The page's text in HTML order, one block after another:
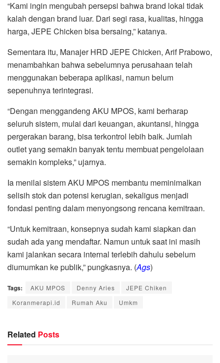
“Kami ingin mengubah persepsi bahwa brand lokal tidak
kalah dengan brand luar. Dari segi rasa, kualitas, hingga
harga, JEPE Chicken bisa bersaing,” katanya.
Sementara itu, Manajer HRD JEPE Chicken, Arif Prabowo,
menambahkan bahwa sebelumnya perusahaan telah
menggunakan beberapa aplikasi, namun belum
sepenuhnya terintegrasi.
“Dengan menggandeng AKU MPOS, kami berharap
seluruh sistem, mulai dari keuangan, akuntansi, hingga
pergerakan barang, bisa terkontrol lebih baik. Jumlah
outlet yang semakin banyak tentu membuat pengelolaan
semakin kompleks,” ujarnya.
Ia menilai sistem AKU MPOS membantu meminimalkan
selisih stok dan potensi kerugian, sekaligus menjadi
fondasi penting dalam menyongsong rencana kemitraan.
“Untuk kemitraan, konsepnya sudah kami siapkan dan
sudah ada yang mendaftar. Namun untuk saat ini masih
kami jalankan secara internal terlebih dahulu sebelum
diumumkan ke publik,” pungkasnya. (Ags)
Tags: AKU MPOS Denny Aries
JEPE Chiken
Koranmerapi.id
Rumah Aku Umkm
Related Posts